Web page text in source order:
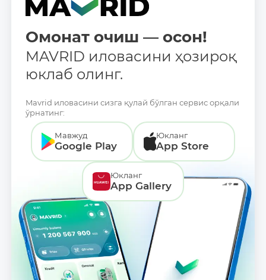
Омонат очиш — осон!
MAVRID иловасини ҳозироқ
юклаб олинг.
Mavrid иловасини сизга қулай бўлган сервис орқали
ўрнатинг:
Мавжуд
Google Play
Юкланг
App Store
Юкланг
App Gallery